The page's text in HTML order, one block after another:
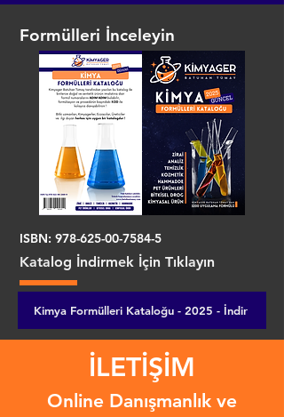
Formülleri İnceleyin
ISBN: 978-625-00-7584-5
Katalog İndirmek İçin Tıklayın
Kimya Formülleri Kataloğu - 2025 - İndir
İLETİŞİM
Online Danışmanlık ve